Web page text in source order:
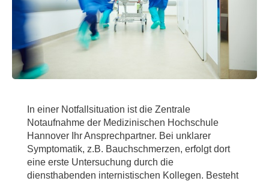
In einer Notfallsituation ist die Zentrale
Notaufnahme der Medizinischen Hochschule
Hannover Ihr Ansprechpartner. Bei unklarer
Symptomatik, z.B. Bauchschmerzen, erfolgt dort
eine erste Untersuchung durch die
diensthabenden internistischen Kollegen. Besteht